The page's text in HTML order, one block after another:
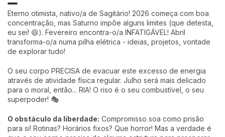
Eterno otimista, nativo/a de Sagitário! 2026 começa com boa
concentração, mas Saturno impõe alguns limites (que detesta,
eu sei! 😄). Fevereiro encontra-o/a INFATIGÁVEL! Abril
transforma-o/a numa pilha elétrica - ideias, projetos, vontade
de explorar tudo!
O seu corpo PRECISA de evacuar este excesso de energia
através de atividade física regular. Julho será mais delicado
para o moral, então... RIA! O riso é o seu combustível, o seu
superpoder! 🎭
O obstáculo da liberdade: Compromisso soa como prisão
para si! Rotinas? Horários fixos? Que horror! Mas a verdade é